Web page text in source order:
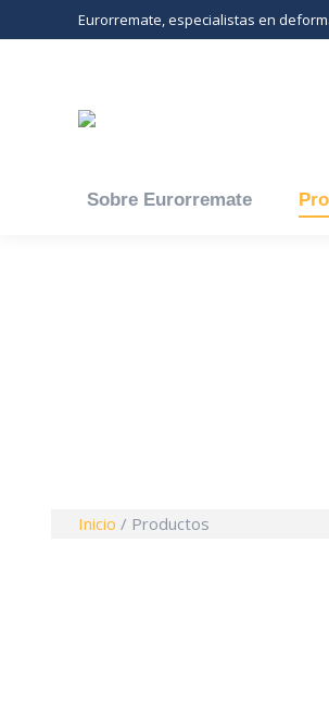
Eurorremate, especialistas en
Sobre Eurorremate
Inicio / Productos